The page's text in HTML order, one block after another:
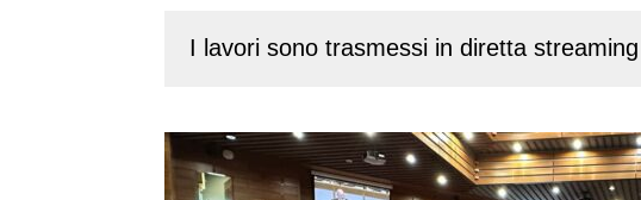
I lavori sono trasmessi in diretta